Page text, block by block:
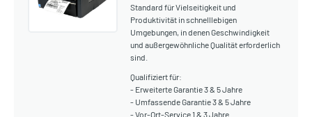
Standard für Vielseitigkeit und
Produktivität in schnelllebigen
Umgebungen, in denen Geschwindigkeit
und außergewöhnliche Qualität erforderlich
sind.
Qualifiziert für:
- Erweiterte Garantie 3 & 5 Jahre
- Umfassende Garantie 3 & 5 Jahre
- Vor-Ort-Service 1 & 3 Jahre